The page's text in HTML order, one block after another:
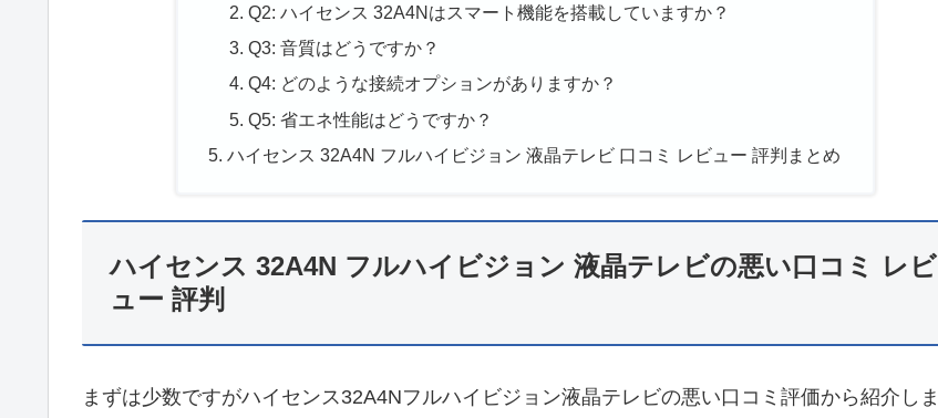
Q2: ハイセンス 32A4Nはスマート機能を搭載していますか？
Q3: 音質はどうですか？
Q4: どのような接続オプションがありますか？
Q5: 省エネ性能はどうですか？
ハイセンス 32A4N フルハイビジョン 液晶テレビ 口コミ レビュー 評判まとめ
ハイセンス 32A4N フルハイビジョン 液晶テレビの悪い口コミ レビ
ュー 評判
まずは少数ですがハイセンス32A4Nフルハイビジョン液晶テレビの悪い口コミ評価から紹介しま